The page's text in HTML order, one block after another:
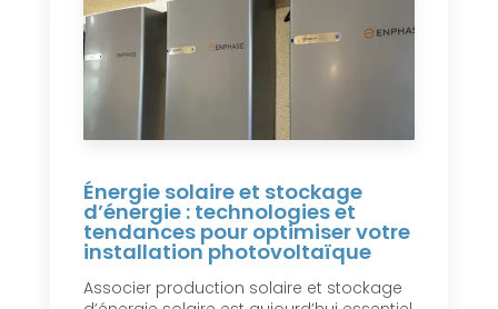
Énergie solaire et stockage
d’énergie : technologies et
tendances pour optimiser votre
installation photovoltaïque
Associer production solaire et stockage